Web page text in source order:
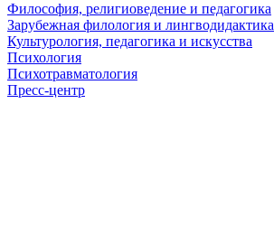
Философия, религиоведение и педагогика
Зарубежная филология и лингводидактика
Культурология, педагогика и искусства
Психология
Психотравматология
Пресс-центр